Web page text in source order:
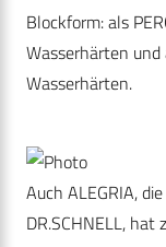
Blockform: als
Wasserhärten und
Wasserhärten.
Auch ALEGRIA,
DR.SCHNELL,